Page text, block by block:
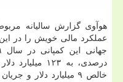
عملكرد مالی خویش را در
درصدی، به